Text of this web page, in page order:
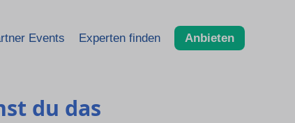
Events Experten finden Anbieten
du das